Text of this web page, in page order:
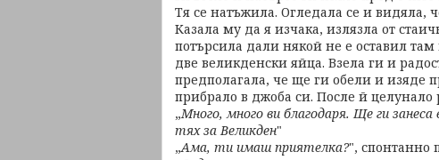
Тя се натъжила. Огледала се и видяла,
Казала му да я изчака, излязла от
потърсила дали някой не е оставил
две великденски яйца. Взела ги и
предполагала, че ще ги обели и изяде
прибрало в джоба си. После й целунало
„Много, много ви благодаря. Ще ги
тях за Великден"
„Ама, ти имаш приятелка?", спонтанно